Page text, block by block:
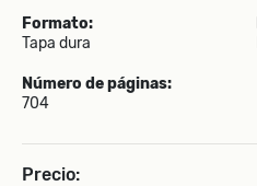
Formato:
Tapa dura
Número de páginas:
704
Precio: